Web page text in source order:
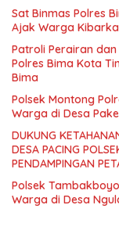
Sat Binmas Polres
Ajak Warga
Patroli Perairan dan
Polres Bima Kota
Bima
Polsek Montong
Warga di Desa
DUKUNG
DESA PACING
PENDAMPINGAN
PARENGAN.
Polsek
Warga di Desa